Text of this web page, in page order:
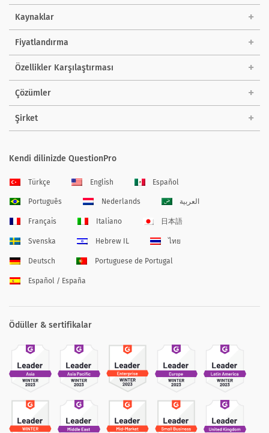
Kaynaklar
Fiyatlandırma
Özellikler Karşılaştırması
Çözümler
Şirket
Kendi dilinizde QuestionPro
Türkçe English Español
Português Nederlands العربية
Français Italiano 日本語
Svenska Hebrew IL ไทย
Deutsch Portuguese de Portugal
Español / España
Ödüller & sertifikalar